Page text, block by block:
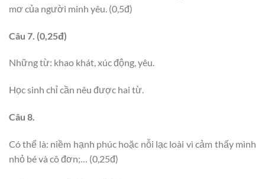
mơ của người minh yêu. (0,5đ)
Câu 7. (0,25đ)
Những từ: khao khát, xúc động, yêu.
Học sinh chỉ cần nêu được hai từ.
Câu 8.
Có thể là: niềm hạnh phúc hoặc nỗi lạc loài vì cảm thấy mình
nhỏ bé và cô đơn;… (0,25đ)